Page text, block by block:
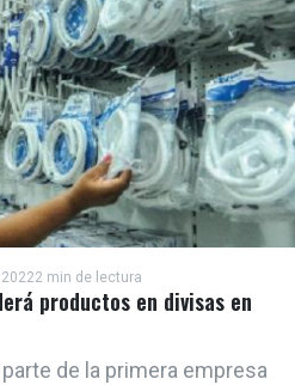
2 min de lectura
productos en divisas en
de la primera empresa